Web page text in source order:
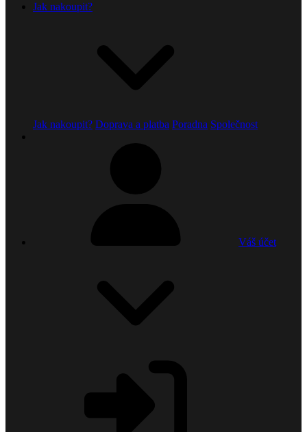
Jak nakoupit?
Jak nakoupit? Doprava a platba Poradna Společnost
Váš účet